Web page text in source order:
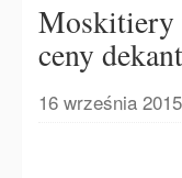
Moskitiery
ceny
16 września